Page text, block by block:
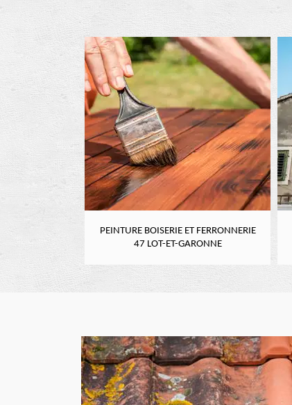
PEINTURE BOISERIE ET FERRONNERIE
47 LOT-ET-GARONNE